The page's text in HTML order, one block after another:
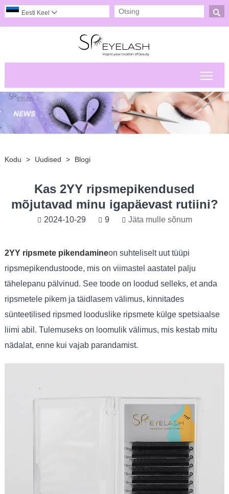

Eesti Keel 
Kodu > Uudised > Blogi
Kas 2YY ripsmepikendused
mõjutavad minu igapäevast rutiini?
2024-10-29 9 Jäta mulle sõnum
2YY ripsmete pikendamineon suhteliselt uut tüüpi
ripsmepikendustoode, mis on viimastel aastatel palju
tähelepanu pälvinud. See toode on loodud selleks, et anda
ripsmetele pikem ja täidlasem välimus, kinnitades
sünteetilised ripsmed looduslike ripsmete külge spetsiaalse
liimi abil. Tulemuseks on loomulik välimus, mis kestab mitu
nädalat, enne kui vajab parandamist.